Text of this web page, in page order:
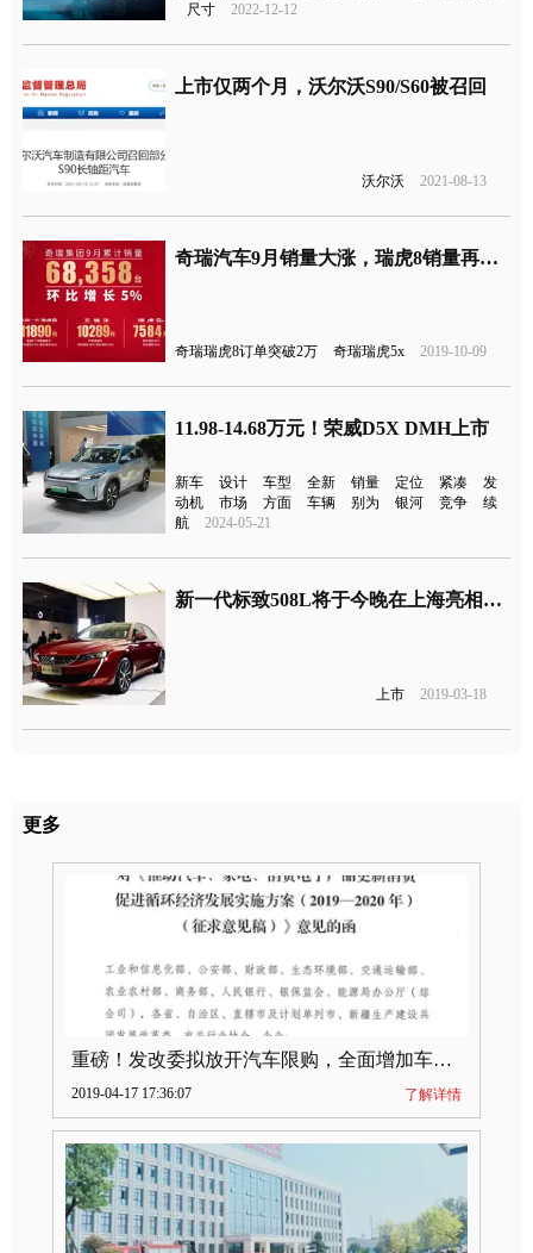
尺寸
2022-12-12
上市仅两个月，沃尔沃S90/S60被召回
沃尔沃 2021-08-13
奇瑞汽车9月销量大涨，瑞虎8销量再次破万，同比增长65%
奇瑞瑞虎8订单突破2万 奇瑞瑞虎5x 2019-10-09
11.98-14.68万元！荣威D5X DMH上市
新车 设计 车型 全新 销量 定位 紧凑
发
动机
市场 方面 车辆 别为 银河 竞争
续
航
2024-05-21
新一代标致508L将于今晚在上海亮相上市
上市 2019-03-18
更多
重磅！发改委拟放开汽车限购，全面增加车牌指标
2019-04-17 17:36:07 了解详情